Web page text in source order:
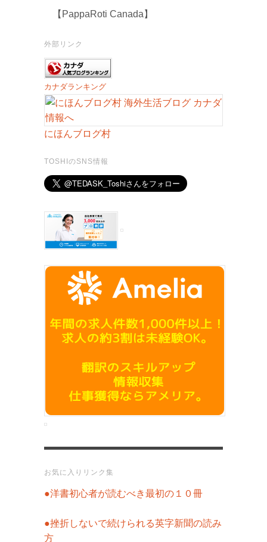
【PappaRoti Canada】
外部リンク
カナダランキング
にほんブログ村
TOSHIのSNS情報
お気に入りリンク集
●洋書初心者が読むべき最初の１０冊
●挫折しないで続けられる英字新聞の読み
方